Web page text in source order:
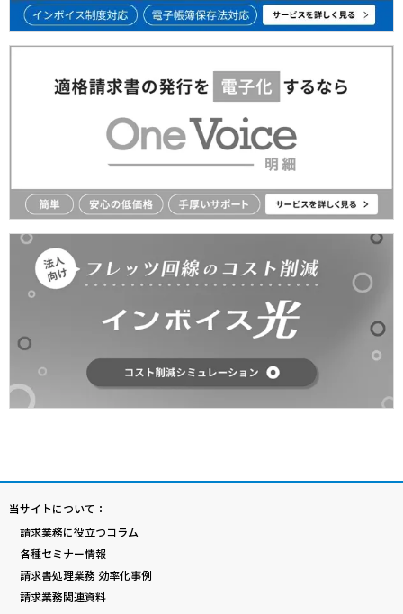
当サイトについて：
請求業務に役立つコラム
各種セミナー情報
請求書処理業務 効率化事例
請求業務関連資料